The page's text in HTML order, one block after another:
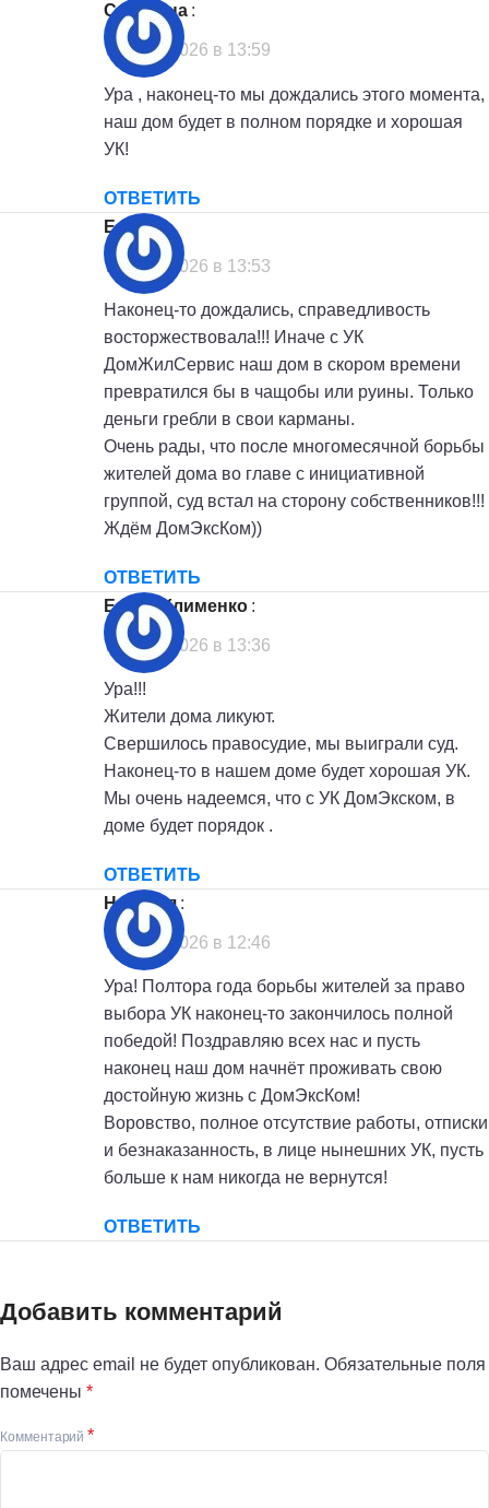
Светлана :
7 июля, 2026 в 13:59
Ура , наконец-то мы дождались этого момента,
наш дом будет в полном порядке и хорошая
УК!
ОТВЕТИТЬ
Елена:
7 июля, 2026 в 13:53
Наконец-то дождались, справедливость
восторжествовала!!! Иначе с УК
ДомЖилСервис наш дом в скором времени
превратился бы в чащобы или руины. Только
деньги гребли в свои карманы.
Очень рады, что после многомесячной борьбы
жителей дома во главе с инициативной
группой, суд встал на сторону собственников!!!
Ждём ДомЭксКом))
ОТВЕТИТЬ
Елена Клименко :
7 июля, 2026 в 13:36
Ура!!!
Жители дома ликуют.
Свершилось правосудие, мы выиграли суд.
Наконец-то в нашем доме будет хорошая УК.
Мы очень надеемся, что с УК ДомЭкском, в
доме будет порядок .
ОТВЕТИТЬ
Наталья :
7 июля, 2026 в 12:46
Ура! Полтора года борьбы жителей за право
выбора УК наконец-то закончилось полной
победой! Поздравляю всех нас и пусть
наконец наш дом начнёт проживать свою
достойную жизнь с ДомЭксКом!
Воровство, полное отсутствие работы, отписки
и безнаказанность, в лице нынешних УК, пусть
больше к нам никогда не вернутся!
ОТВЕТИТЬ
Добавить комментарий
Ваш адрес email не будет опубликован. Обязательные поля
помечены *
Комментарий *